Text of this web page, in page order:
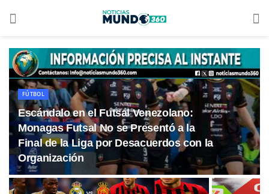
FÚTBOL
Escándalo en el Futsal Venezolano:
Monagas Futsal No se Presentó a la
Final de la Liga por Desacuerdos con la
Organización